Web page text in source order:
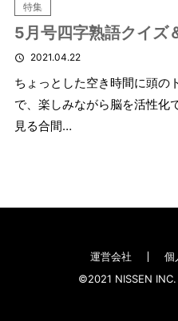
特集
5月号四字熟語クイズ
2021.04.22
ちょっとした空き時間に頭の
で、楽しみながら脳を活性化
見る合間…
運営会社
個
©2021 NISSEN